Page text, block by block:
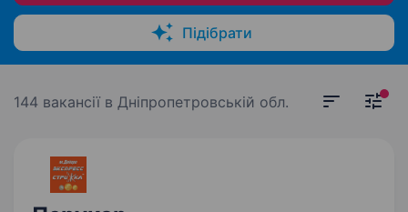
Підібрати
144 вакансії в Дніпропетровській обл.